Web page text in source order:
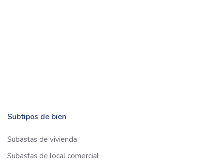
Subtipos de bien
Subastas de vivienda
Subastas de local comercial